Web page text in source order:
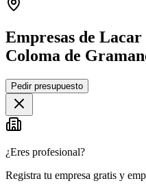
Empresas de
Coloma de
+
−
Pedir presupuesto
¿Eres profesional?
Registra tu empresa gratis y